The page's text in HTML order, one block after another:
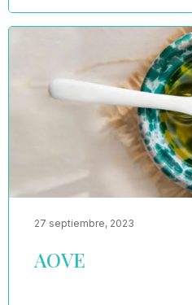
27 septiembre, 2023
AOVE